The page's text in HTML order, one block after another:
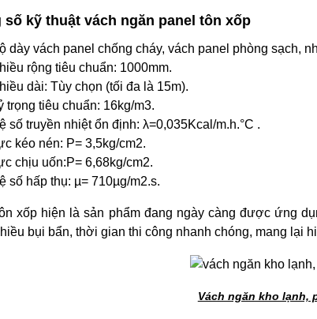
số kỹ thuật vách ngăn panel tôn xốp
dày vách panel chống cháy, vách panel phòng sạch,
rộng tiêu chuẩn: 1000mm.
dài: Tùy chọn (tối đa là 15m).
trọng tiêu chuẩn: 16kg/m3.
số truyền nhiệt ổn định: λ=0,035Kcal/m.h.°C .
kéo nén: P= 3,5kg/cm2.
chịu uốn:P= 6,68kg/cm2.
số hấp thụ: µ= 710µg/m2.s.
xốp hiện là sản phẩm đang ngày càng được ứng
bụi bẩn, thời gian thi công nhanh chóng, mang lại
Vách ngăn kho lạnh,